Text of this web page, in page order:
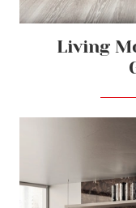
Living